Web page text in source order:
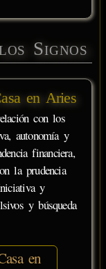
Signos
en Aries
con los
autonomía y
financiera,
la prudencia
y
y búsqueda
en